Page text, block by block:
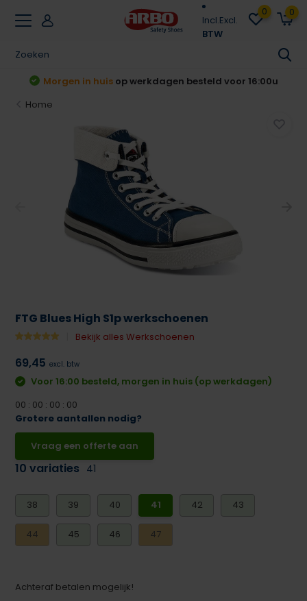
Incl.Excl.
BTW
0 0
Morgen in huis op werkdagen besteld voor 16:00u
Home
FTG Blues High S1p werkschoenen
Bekijk alles Werkschoenen
69,45 excl. btw
Voor 16:00 besteld, morgen in huis (op werkdagen)
00 : 00 : 00 : 00
Grotere aantallen nodig?
Vraag een offerte aan
10 variaties 41
38 39 40 41 42 43
44 45 46 47
Achteraf betalen mogelijk!